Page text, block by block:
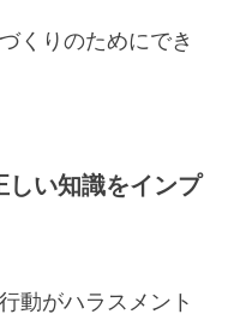
くりのためにでき
しい知識をインプ
動がハラスメント